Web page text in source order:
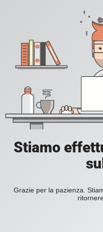
Stiamo
Grazie per la pazienza.